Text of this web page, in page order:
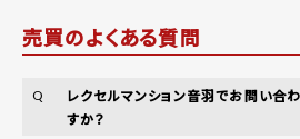
売買のよくある質問
Q
レクセルマンション音羽でお問い合
すか？